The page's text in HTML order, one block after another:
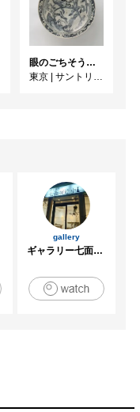
眼のごちそう 食器
東京 | サントリー美術館
gallery
ギャラリー七面坂途中